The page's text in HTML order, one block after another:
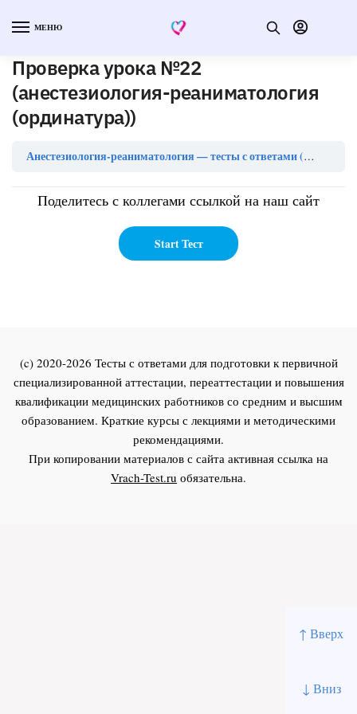
↑ Вверх
↓ Вниз
МЕНЮ
Проверка урока №22
(анестезиология-реаниматология
(ординатура))
Анестезиология-реаниматология — тесты с ответами (ординатура)
Поделитесь с коллегами ссылкой на наш сайт
(c) 2020-2026 Тесты с ответами для подготовки к первичной
специализированной аттестации, переаттестации и повышения
квалификации медицинских работников со средним и высшим
образованием. Краткие курсы с лекциями и методическими
рекомендациями.
При копировании материалов с сайта активная ссылка на
Vrach-Test.ru обязательна.